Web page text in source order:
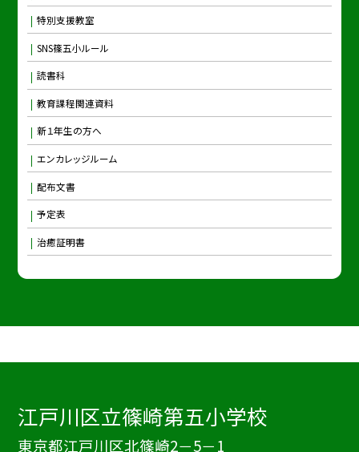
特別支援教室
SNS篠五小ルール
読書科
教育課程関連資料
新１年生の方へ
エンカレッジルーム
配布文書
予定表
治癒証明書
江戸川区立篠崎第五小学校
東京都江戸川区北篠崎2－5－1